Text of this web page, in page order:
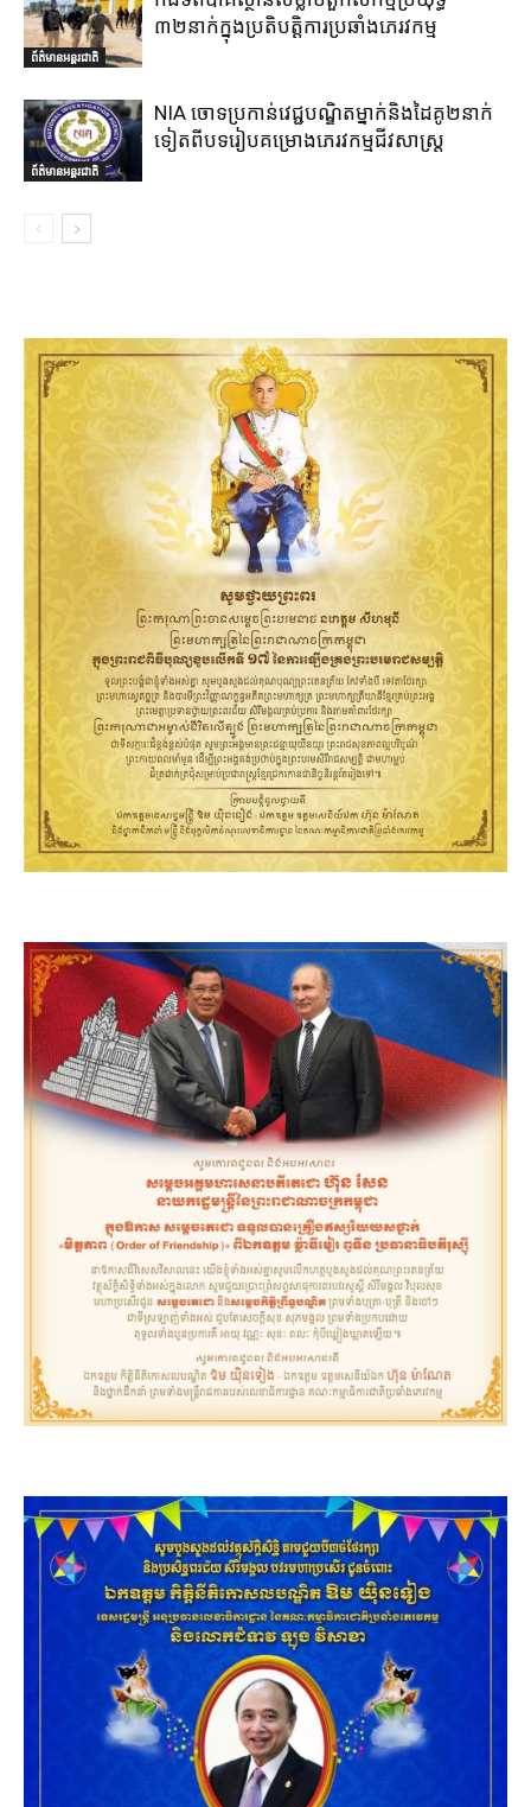
ព័ត៌មានអន្តរជាតិ
៣២នាក់ក្នុងប្រតិបត្តិការប្រឆាំងភេរវកម្ម
ព័ត៌មានអន្តរជាតិ
NIA ចោទប្រកាន់វេជ្ជបណ្ឌិតម្នាក់និងដៃគូ២នាក់
ទៀតពីបទរៀបគម្រោងភេរវកម្មជីវសាស្ត្រ